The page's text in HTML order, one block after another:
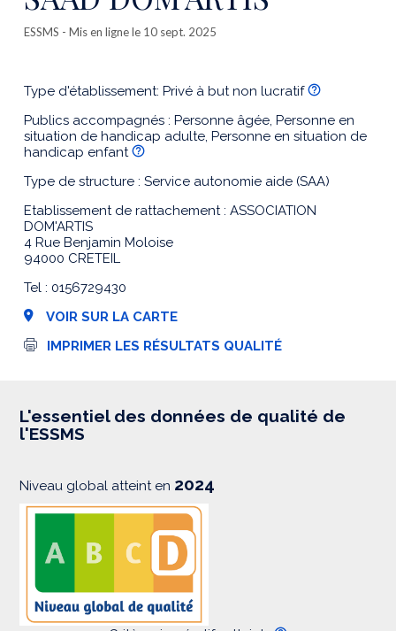
ESSMS - Mis en ligne le 10 sept. 2025
Type d'établissement: Privé à but non lucratif
Publics accompagnés : Personne âgée, Personne en
situation de handicap adulte, Personne en situation de
handicap enfant
Type de structure : Service autonomie aide (SAA)
Etablissement de rattachement : ASSOCIATION
DOM'ARTIS
4 Rue Benjamin Moloise
94000 CRETEIL
Tel : 0156729430
VOIR SUR LA CARTE
I
s
i
IMPRIMER LES RÉSULTATS QUALITÉ
L'essentiel des données de qualité de
l'ESSMS
Niveau global atteint en 2024